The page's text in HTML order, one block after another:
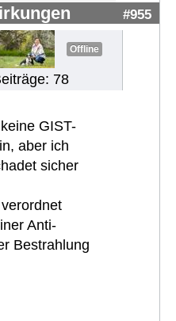
#955
Offline
78
GIST-
aber ich
sicher
Anti-
Bestrahlung